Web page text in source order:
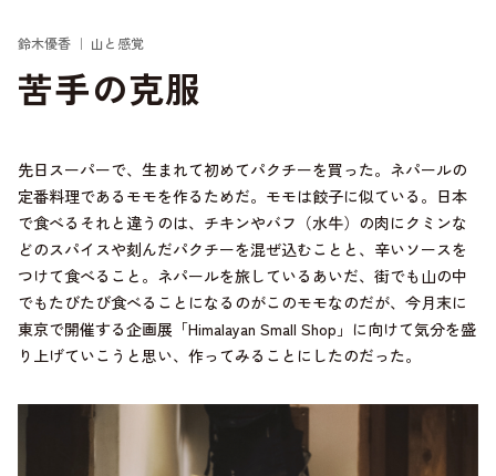
鈴木優香 ｜ 山と感覚
苦手の克服
先日スーパーで、生まれて初めてパクチーを買った。ネパールの
定番料理であるモモを作るためだ。モモは餃子に似ている。日本
で食べるそれと違うのは、チキンやバフ（水牛）の肉にクミンな
どのスパイスや刻んだパクチーを混ぜ込むことと、辛いソースを
つけて食べること。ネパールを旅しているあいだ、街でも山の中
でもたびたび食べることになるのがこのモモなのだが、今月末に
東京で開催する企画展「Himalayan Small Shop」に向けて気分を盛
り上げていこうと思い、作ってみることにしたのだった。